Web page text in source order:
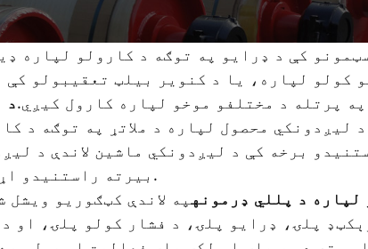
کې د ډرایو په توګه د کارولو لپاره
کولو لپاره، یا د کنویر بیلټ تعقیبولو کې
پرتله د مختلفو موخو لپاره کارول کیږي.د
لیږدونکي محصول لپاره د ملاتړ په توګه د
برخه کې د لیږدونکي ماشین لاندې د
بیرته راستنیدو اړخ ملاتړ کوي.
لپاره د پللي ډرمونه په لاندې کټګوریو ویشل
پلۍ، ډرایو پلۍ، د فشار کولو پلۍ، او